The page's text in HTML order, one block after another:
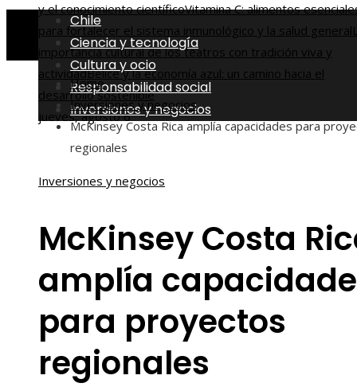
y el conocimiento científicoVitamina C: alimentos
para fortalecer el sistema inmunológico y la salud general
importancia cultural de los teatros con tradición viva y
actividadBelice y la economía azul: un camino hacia el
desarrollo sostenible
jueves, agosto 6
Chile
Ciencia y tecnología
Cultura y ocio
Responsabilidad social
Inversiones y negocios
Home
Inversiones y negocios
McKinsey Costa Rica amplía capacidades para
regionales
Inversiones y negocios
McKinsey Costa
amplía
para proyectos
regionales